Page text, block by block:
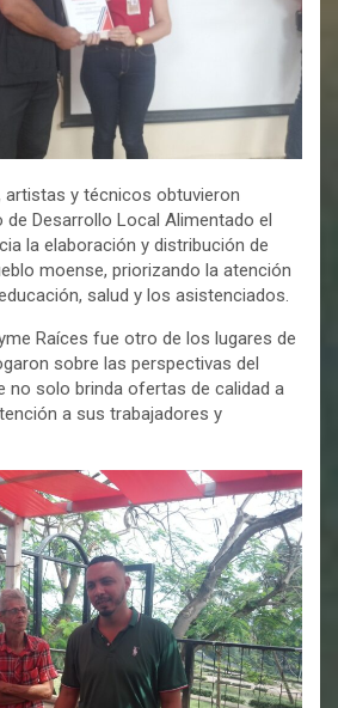
artistas y técnicos obtuvieron
de Desarrollo Local Alimentado el
la elaboración y distribución de
moense, priorizando la atención
salud y los asistenciados.
Raíces fue otro de los lugares de
sobre las perspectivas del
no solo brinda ofertas de calidad a
a sus trabajadores y